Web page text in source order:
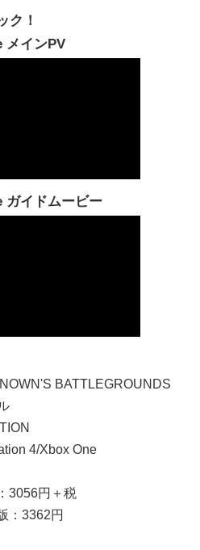
ク！
メインPV
イドムービー
BATTLEGROUNDS
4/Xbox One
3056円＋税
3362円